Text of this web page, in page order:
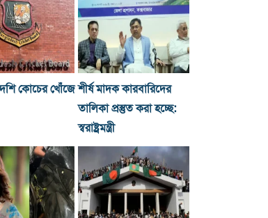
কোচের খোঁজে শীর্ষ মাদক কারবারিদের
তালিকা প্রস্তুত করা হচ্ছে:
স্বরাষ্ট্রমন্ত্রী